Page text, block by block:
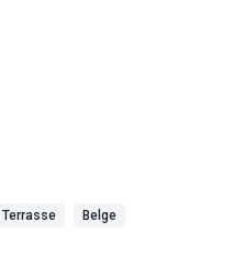
Terrasse
Belge